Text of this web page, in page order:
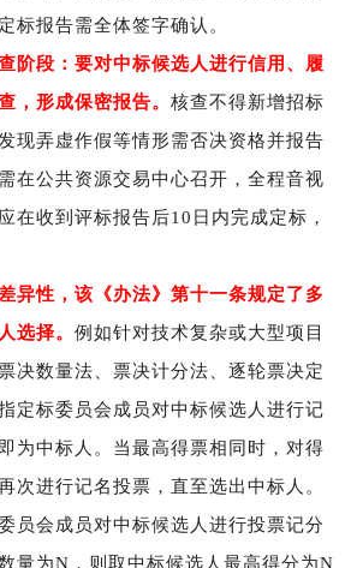
标报告需全体签字确认。
阶段：要对中标候选人进行信用、履
，形成保密报告。 核查不得新增招标
现弄虚作假等情形需否决资格并报告
在公共资源交易中心召开，全程音视
在收到评标报告后10日内完成定标，
异性，该《办法》第十一条规定了多
选择。 例如针对技术复杂或大型项目
决数量法、票决计分法、 逐轮票决定
定标委员会成员对中标候选人进行记
为中标人。当最高得票相同时，对得
次进行记名投票，直至选出中标人。
员会成员对中标候选人进行投票记分
量为N，则取中标候选人最高得分为N